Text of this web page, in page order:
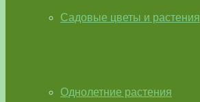
Садовые цветы и растения
Однолетние растения